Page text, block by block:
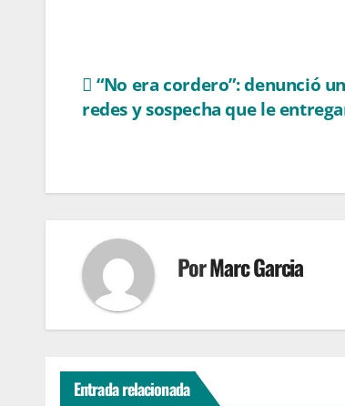
Navegación
de
“No era cordero”: denunció
redes y sospecha que le
PorMarc Garcia
Entrada relacionada